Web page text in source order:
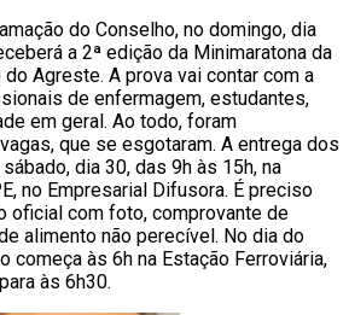
do Conselho, no domingo, dia
a 2ª edição da Minimaratona da
Agreste. A prova vai contar com a
de enfermagem, estudantes,
em geral. Ao todo, foram
que se esgotaram. A entrega dos
dia 30, das 9h às 15h, na
no Empresarial Difusora. É preciso
oficial com foto, comprovante de
alimento não perecível. No dia do
começa às 6h na Estação Ferroviária,
às 6h30.